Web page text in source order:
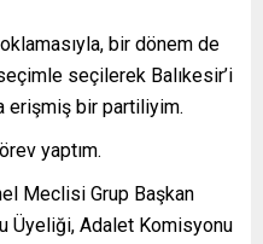
bir dönem de
seçilerek Balıkesir’i
erişmiş bir partiliyim.
yaptım.
Meclisi Grup Başkan
Üyeliği, Adalet Komisyonu